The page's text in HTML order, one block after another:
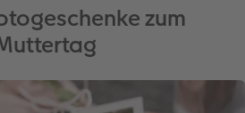
zum